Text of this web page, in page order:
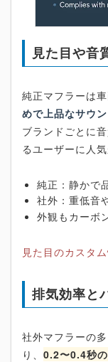
見た目や音
純正マフラーは
めで上品なサウ
ブランドごとに
るユーザーに人気
純正：静かで
社外：重低音
外観もカーボ
見た目のカスタ
排気効率と
社外マフラーの
り、 0.2〜0.4秒